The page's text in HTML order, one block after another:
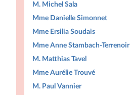
M. Michel Sala
Mme Danielle Simonnet
Mme Ersilia Soudais
Mme Anne Stambach-Terrenoir
M. Matthias Tavel
Mme Aurélie Trouvé
M. Paul Vannier